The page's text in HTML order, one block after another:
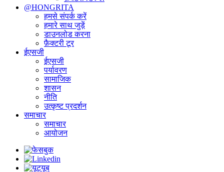
@HONGRITA
हमसे संपर्क करें
हमारे साथ जुड़ें
डाउनलोड करना
फ़ैक्टरी टूर
ईएसजी
ईएसजी
पर्यावरण
सामाजिक
शासन
नीति
उत्कृष्ट प्रदर्शन
समाचार
समाचार
आयोजन